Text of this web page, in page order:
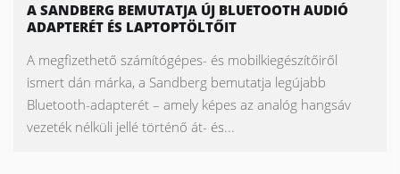
A SANDBERG BEMUTATJA ÚJ BLUETOOTH AUDIÓ
ADAPTERÉT ÉS LAPTOPTÖLTŐIT
A megfizethető számítógépes- és mobilkiegészítőiről
ismert dán márka, a Sandberg bemutatja legújabb
Bluetooth-adapterét – amely képes az analóg hangsáv
vezeték nélküli jellé történő át- és...